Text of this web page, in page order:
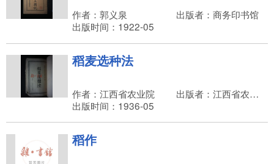
作者：郭义泉
出版者：商务印书馆
出版时间：1922-05
稻麦选种法
作者：江西省农业院
出版者：江西省农业院
出版时间：1936-05
稻作